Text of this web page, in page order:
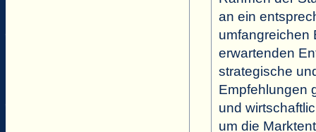
an ein
umfangreichen
erwartenden
strategische
Empfehlungen
und
um die